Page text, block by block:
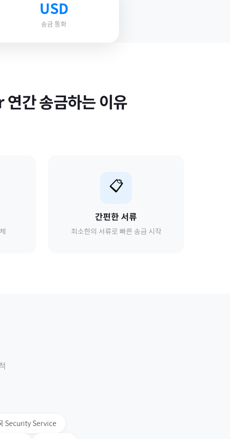
USD
송금 통화
연간송금하는 이유
📋
간편한 서류
최소한의 서류로 빠른 송금 시작
Security Service